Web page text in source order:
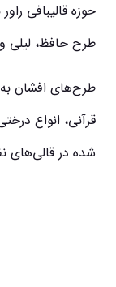
حوزه قالیبافی
طرح حافظ، لیلی
طرح‌های افشان
قرآنی، انواع
شده در